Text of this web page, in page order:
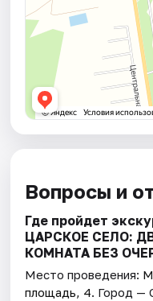
Вопросы и
Где пройдет
ЦАРСКОЕ СЕЛО:
КОМНАТА БЕЗ
Место проведения:
площадь, 4. Город —